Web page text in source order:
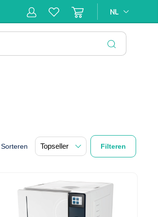
NL
Sorteren Filteren